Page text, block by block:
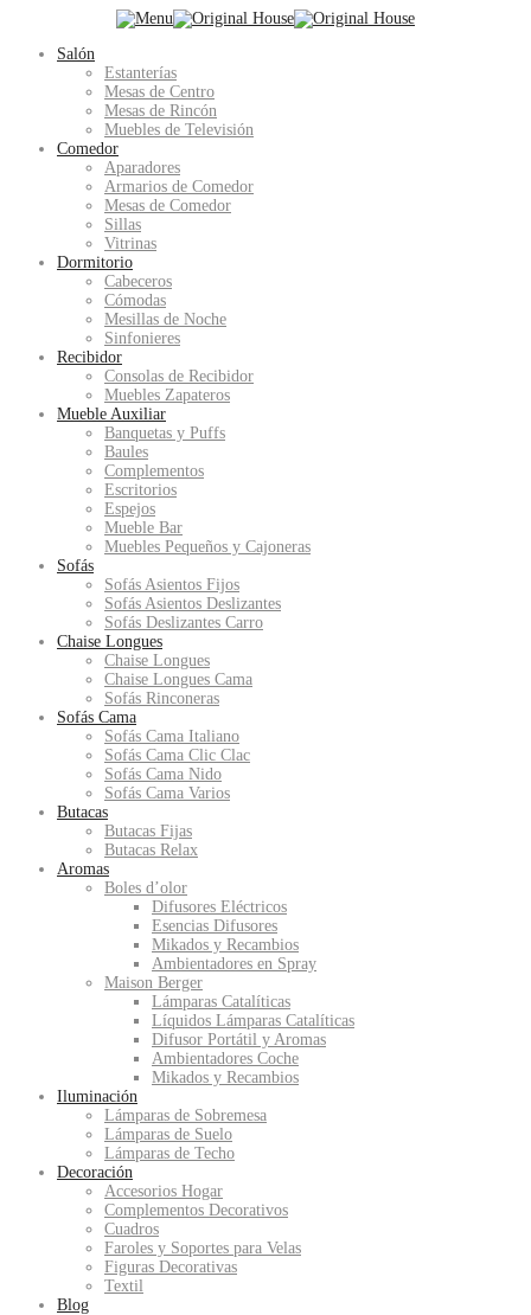
Salón
Estanterías
Mesas de Centro
Mesas de Rincón
Muebles de Televisión
Comedor
Aparadores
Armarios de Comedor
Mesas de Comedor
Sillas
Vitrinas
Dormitorio
Cabeceros
Cómodas
Mesillas de Noche
Sinfonieres
Recibidor
Consolas de Recibidor
Muebles Zapateros
Mueble Auxiliar
Banquetas y Puffs
Baules
Complementos
Escritorios
Espejos
Mueble Bar
Muebles Pequeños y Cajoneras
Sofás
Sofás Asientos Fijos
Sofás Asientos Deslizantes
Sofás Deslizantes Carro
Chaise Longues
Chaise Longues
Chaise Longues Cama
Sofás Rinconeras
Sofás Cama
Sofás Cama Italiano
Sofás Cama Clic Clac
Sofás Cama Nido
Sofás Cama Varios
Butacas
Butacas Fijas
Butacas Relax
Aromas
Boles d’olor
Difusores Eléctricos
Esencias Difusores
Mikados y Recambios
Ambientadores en Spray
Maison Berger
Lámparas Catalíticas
Líquidos Lámparas Catalíticas
Difusor Portátil y Aromas
Ambientadores Coche
Mikados y Recambios
Iluminación
Lámparas de Sobremesa
Lámparas de Suelo
Lámparas de Techo
Decoración
Accesorios Hogar
Complementos Decorativos
Cuadros
Faroles y Soportes para Velas
Figuras Decorativas
Textil
Blog